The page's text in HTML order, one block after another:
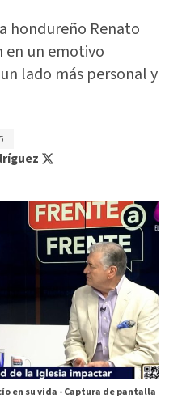
hondureño Renato
en un emotivo
lado más personal y
en su vida -Captura de pantalla